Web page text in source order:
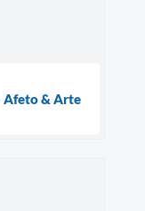
Afeto & Arte